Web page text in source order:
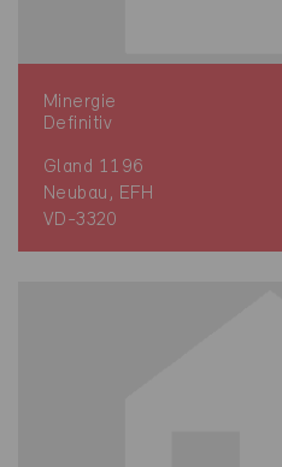
Minergie
Definitiv
Gland 1196
Neubau, EFH
VD-3320